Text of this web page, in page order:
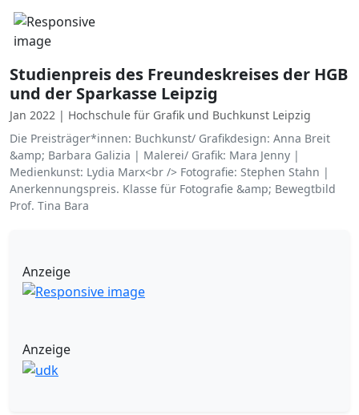
Studienpreis des Freundeskreises der HGB
und der Sparkasse Leipzig
Jan 2022 | Hochschule für Grafik und Buchkunst Leipzig
Die Preisträger*innen: Buchkunst/ Grafikdesign: Anna Breit
&amp; Barbara Galizia | Malerei/ Grafik: Mara Jenny |
Medienkunst: Lydia Marx<br /> Fotografie: Stephen Stahn |
Anerkennungspreis. Klasse für Fotografie &amp; Bewegtbild
Prof. Tina Bara
Anzeige
Anzeige